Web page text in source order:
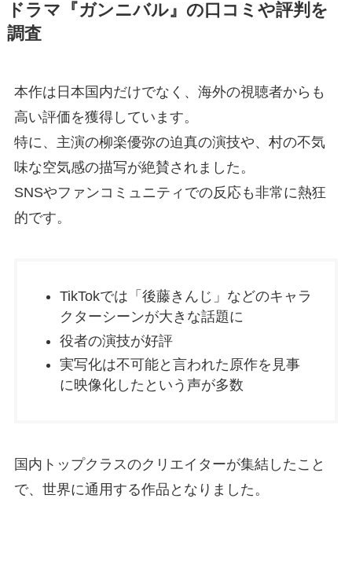
ドラマ『ガンニバル』の口コミや評判を
調査
本作は日本国内だけでなく、海外の視聴者からも
高い評価を獲得しています。
特に、主演の柳楽優弥の迫真の演技や、村の不気
味な空気感の描写が絶賛されました。
SNSやファンコミュニティでの反応も非常に熱狂
的です。
TikTokでは「後藤きんじ」などのキャラ
クターシーンが大きな話題に
役者の演技が好評
実写化は不可能と言われた原作を見事
に映像化したという声が多数
国内トップクラスのクリエイターが集結したこと
で、世界に通用する作品となりました。